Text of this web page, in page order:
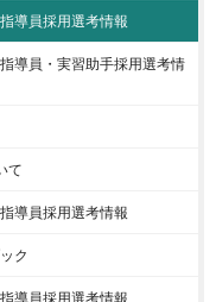
導員採用選考情報
導員・実習助手採用選考情
て
導員採用選考情報
ク
導員採用選考情報